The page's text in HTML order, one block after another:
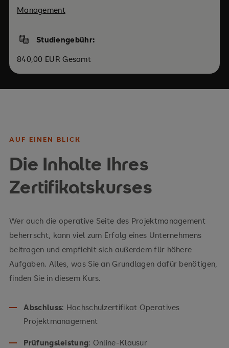
Management
Studiengebühr:
840,00 EUR Gesamt
AUF EINEN BLICK
Die Inhalte Ihres
Zertifikatskurses
Wer auch die operative Seite des Projektmanagement
beherrscht, kann viel zum Erfolg eines Unternehmens
beitragen und empfiehlt sich außerdem für höhere
Aufgaben. Alles, was Sie an Grundlagen dafür benötigen,
finden Sie in diesem Kurs.
Abschluss: Hochschulzertifikat Operatives
Projektmanagement
Prüfungsleistung: Online-Klausur